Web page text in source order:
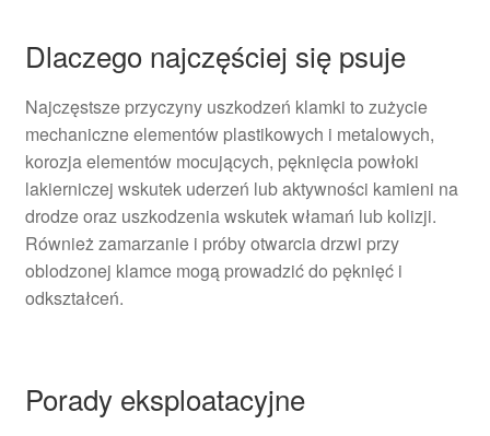
Dlaczego najczęściej się psuje
Najczęstsze przyczyny uszkodzeń klamki to zużycie
mechaniczne elementów plastikowych i metalowych,
korozja elementów mocujących, pęknięcia powłoki
lakierniczej wskutek uderzeń lub aktywności kamieni na
drodze oraz uszkodzenia wskutek włamań lub kolizji.
Również zamarzanie i próby otwarcia drzwi przy
oblodzonej klamce mogą prowadzić do pęknięć i
odkształceń.
Porady eksploatacyjne